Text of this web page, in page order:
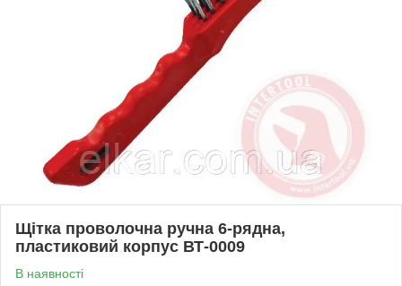
Щітка проволочна ручна 6-рядна,
пластиковий корпус ВТ-0009
В наявності